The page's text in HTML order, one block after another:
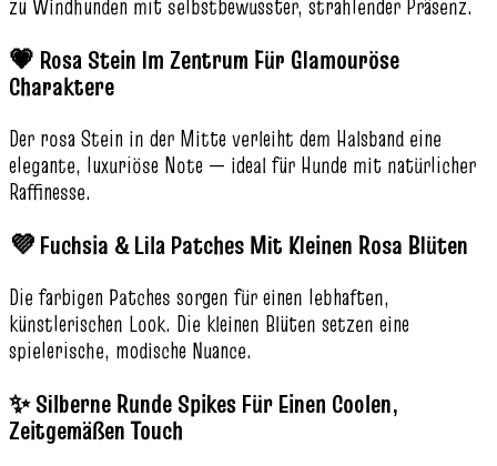
💗 Rosa Stein Im Zentrum Für Glamouröse
Charaktere
Der rosa Stein in der Mitte verleiht dem Halsband eine
elegante, luxuriöse Note — ideal für Hunde mit natürlicher
Raffinesse.
💜 Fuchsia & Lila Patches Mit Kleinen Rosa Blüten
Die farbigen Patches sorgen für einen lebhaften,
künstlerischen Look. Die kleinen Blüten setzen eine
spielerische, modische Nuance.
✨ Silberne Runde Spikes Für Einen Coolen,
Zeitgemäßen Touch